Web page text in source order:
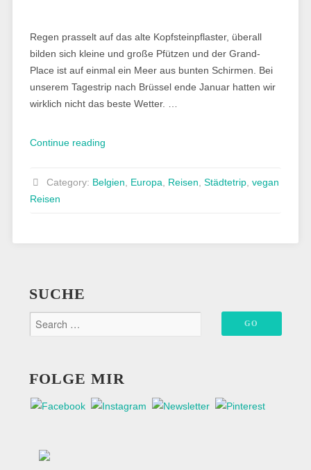
Regen prasselt auf das alte Kopfsteinpflaster, überall
bilden sich kleine und große Pfützen und der Grand-
Place ist auf einmal ein Meer aus bunten Schirmen. Bei
unserem Tagestrip nach Brüssel ende Januar hatten wir
wirklich nicht das beste Wetter. …
Continue reading„Ein
Guide“
Category: Belgien Europa Reisen Städtetrip, vegan
Reisen
SUCHE
FOLGE MIR